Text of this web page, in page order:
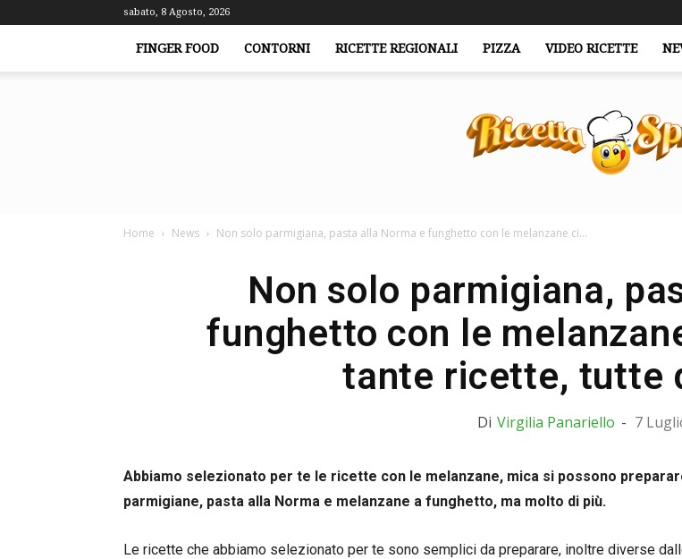
sabato, 8 Agosto, 2026
FINGER FOOD CONTORNI RICETTE REGIONALI PIZZA VIDEO RICETTE
Home News Non solo parmigiana, pasta alla Norma e funghetto con le melanzane ci...
Non solo parmigiana,
funghetto con le
tante ricette, tutte
Di Virgilia Panariello - 7
Abbiamo selezionato per te le ricette con le melanzane, mica si possono
parmigiane, pasta alla Norma e melanzane a funghetto, ma molto di più.
Le ricette che abbiamo selezionato per te sono semplici da preparare, inoltre diverse